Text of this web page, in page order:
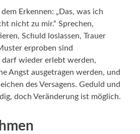
Erkennen: „Das, was ich
nicht zu mir.“ Sprechen,
Schuld loslassen, Trauer
erproben sind
darf wieder erlebt werden,
Angst ausgetragen werden, und
des Versagens. Geduld und
doch Veränderung ist möglich.